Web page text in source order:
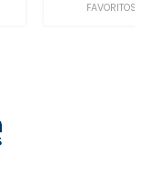
FAVORITOS